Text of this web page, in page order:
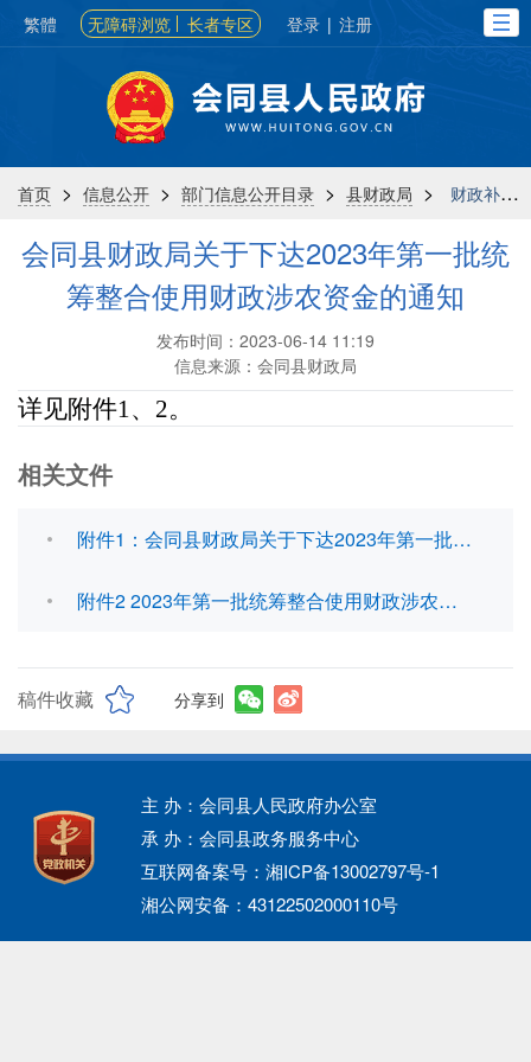
繁體 无障碍浏览 长者专区 登录 | 注册
首页 > 信息公开 > 部门信息公开目录 > 县财政局 > 财政补贴
会同县财政局关于下达2023年第一批统
筹整合使用财政涉农资金的通知
发布时间：2023-06-14 11:19
信息来源：会同县财政局
详见附件1、2。
相关文件
附件1：会同县财政局关于下达2023年第一批统筹整合使用财政涉农资金的通知.pdf
附件2 2023年第一批统筹整合使用财政涉农资金分配表.xlsx
稿件收藏 分享到
主 办：会同县人民政府办公室
承 办：会同县政务服务中心
互联网备案号：湘ICP备13002797号-1
湘公网安备：43122502000110号